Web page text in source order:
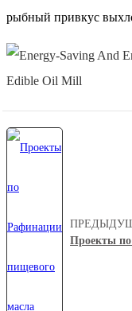
рыбный привкус
Проекты